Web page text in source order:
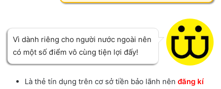
Vì dành riêng cho người nước ngoài nên
có một số điểm vô cùng tiện lợi đấy!
Là thẻ tín dụng trên cơ sở tiền bảo lãnh nên đăng kí